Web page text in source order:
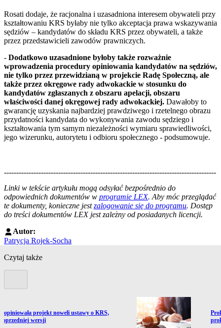
Rosati dodaje, że racjonalna i uzasadniona interesem obywateli przy
kształtowaniu KRS byłaby nie tylko akceptacja prawa wskazywania
sędziów – kandydatów do składu KRS przez obywateli, a także
przez przedstawicieli zawodów prawniczych.
- Dodatkowo uzasadnione byłoby także rozważnie
wprowadzenia procedury opiniowania kandydatów na sędziów,
nie tylko przez przewidzianą w projekcie Radę Społeczną, ale
także przez okręgowe rady adwokackie w stosunku do
kandydatów zgłaszanych z obszaru apelacji, obszaru
właściwości danej okręgowej rady adwokackiej. Dawałoby to
gwarancję uzyskania najbardziej prawdziwego i rzetelnego obrazu
przydatności kandydata do wykonywania zawodu sędziego i
kształtowania tym samym niezależności wymiaru sprawiedliwości,
jego wizerunku, autorytetu i odbioru społecznego - podsumowuje.
--------------------------------------------------------------------------------------
Linki w tekście artykułu mogą odsyłać bezpośrednio do
odpowiednich dokumentów w programie LEX. Aby móc przeglądać
te dokumenty, konieczne jestzalogowanie się do programu. Dostęp
do treści dokumentów LEX jest zależny od posiadanych licencji.
Autor:
Patrycja Rojek-Socha
Czytaj także
do artykułu:projekt noweli ustawy o KRS,
wersji